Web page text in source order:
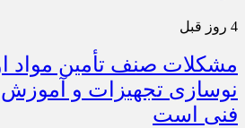
4 روز قبل
مشکلات صنف تأمین مواد
نوسازی تجهیزات و
فنی است